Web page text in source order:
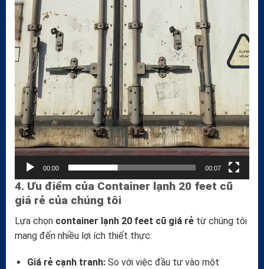
00:00 00:07
4. Ưu điểm của Container lạnh 20 feet cũ
giá rẻ của chúng tôi
Lựa chọn container lạnh 20 feet cũ giá rẻ từ chúng tôi
mang đến nhiều lợi ích thiết thực:
Giá rẻ cạnh tranh:So với việc đầu tư vào một